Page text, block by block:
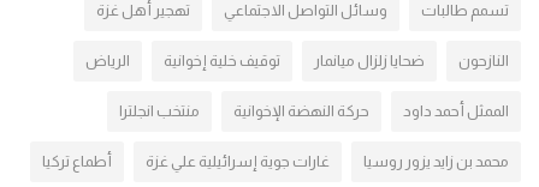
تسمم طالبات وسائل التواصل الاجتماعي تهجير أهل غزة
النازحون ضحايا زلزال ميانمار توقيف خلية إخوانية الرياض
الممثل أحمد داود حركة النهضة الإخوانية منتخب انجلترا
محمد بن زايد يزور روسيا غارات جوية إسرائيلية علي غزة أطماع تركيا